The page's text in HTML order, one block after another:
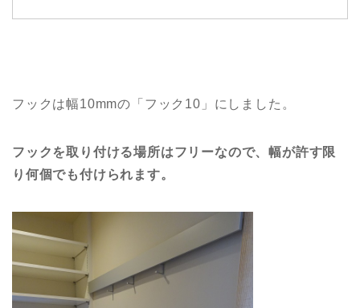
フックは幅10mmの「フック10」にしました。
フックを取り付ける場所はフリーなので、幅が許す限
り何個でも付けられます。